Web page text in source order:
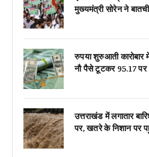
मुख्यमंत्री सोरेन ने
रुपया शुरुआती
नौ पैसे टूटकर 95.17 पर
उत्तराखंड में लगातार
पर, खतरे के निशान पर